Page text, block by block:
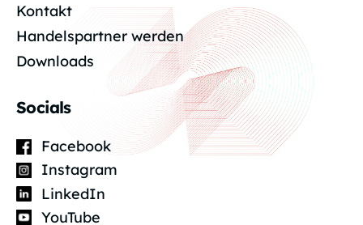
Kontakt
Handelspartner werden
Downloads
Socials
Facebook
Instagram
LinkedIn
YouTube